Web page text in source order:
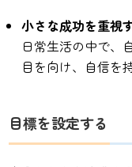
小さな成功を重視
日常生活の中で、
目を向け、自信を
目標を設定する